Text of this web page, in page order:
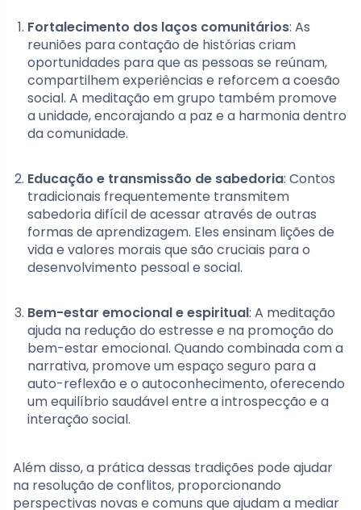
Fortalecimento dos laços comunitários: As
reuniões para contação de histórias criam
oportunidades para que as pessoas se reúnam,
compartilhem experiências e reforcem a coesão
social. A meditação em grupo também promove
a unidade, encorajando a paz e a harmonia dentro
da comunidade.
Educação e transmissão de sabedoria: Contos
tradicionais frequentemente transmitem
sabedoria difícil de acessar através de outras
formas de aprendizagem. Eles ensinam lições de
vida e valores morais que são cruciais para o
desenvolvimento pessoal e social.
Bem-estar emocional e espiritual: A meditação
ajuda na redução do estresse e na promoção do
bem-estar emocional. Quando combinada com a
narrativa, promove um espaço seguro para a
auto-reflexão e o autoconhecimento, oferecendo
um equilíbrio saudável entre a introspecção e a
interação social.
Além disso, a prática dessas tradições pode ajudar
na resolução de conflitos, proporcionando
perspectivas novas e comuns que ajudam a mediar